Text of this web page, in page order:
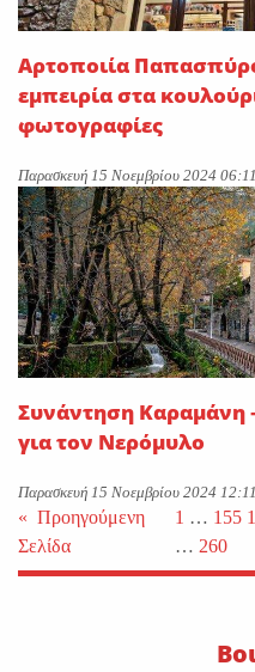
Αρτοποιία
εμπειρία στα
φωτογραφίες
Παρασκευή 15 Νοεμβρίου 2024 06:11
Συνάντηση Καραμάνη
για τον Νερόμυλο
Παρασκευή 15 Νοεμβρίου 2024 12:11
« Προηγούμενη
Σελίδα
1 … 155
… 260